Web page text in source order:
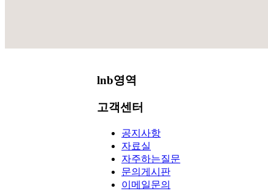
lnb영역
고객센터
공지사항
자료실
자주하는질문
문의게시판
이메일문의